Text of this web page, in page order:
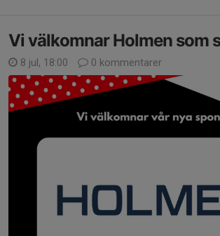
Vi välkomnar Holmen som
8 jul, 18:00 0 kommentarer